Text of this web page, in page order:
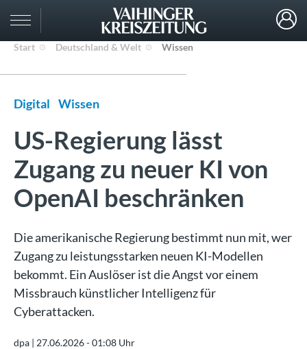
Start Deutschland & Welt Wissen
Digital Wissen
US-Regierung lässt
Zugang zu neuer KI von
OpenAI beschränken
Die amerikanische Regierung bestimmt nun mit, wer
Zugang zu leistungsstarken neuen KI-Modellen
bekommt. Ein Auslöser ist die Angst vor einem
Missbrauch künstlicher Intelligenz für
Cyberattacken.
dpa | 27.06.2026 - 01:08 Uhr